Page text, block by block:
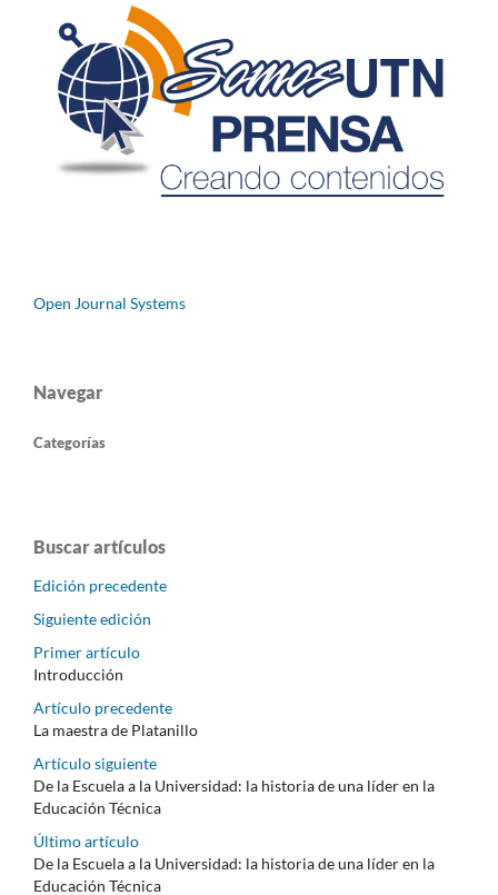
Open Journal Systems
Navegar
Categorías
Buscar artículos
Edición precedente
Siguiente edición
Primer artículo
Introducción
Artículo precedente
La maestra de Platanillo
Artículo siguiente
De la Escuela a la Universidad: la historia de una líder en la
Educación Técnica
Último artículo
De la Escuela a la Universidad: la historia de una líder en la
Educación Técnica